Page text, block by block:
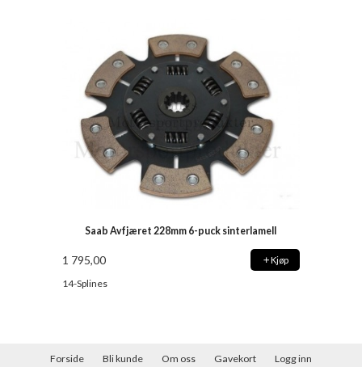
Saab Avfjæret 228mm 6-puck sinterlamell
1 795,00 Kjøp
14-Splines
Forside Bli kunde Om oss Gavekort Logg inn